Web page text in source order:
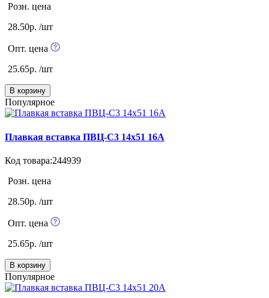
Розн. цена
28.50р. /шт
Опт. цена
25.65р. /шт
В корзину
Популярное
Плавкая вставка ПВЦ-С3 14х51 16А
Код товара:244939
Розн. цена
28.50р. /шт
Опт. цена
25.65р. /шт
В корзину
Популярное